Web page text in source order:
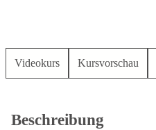
Videokurs Kursvorschau
Beschreibung